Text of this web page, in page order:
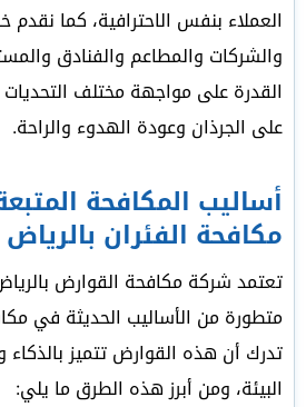
العملاء بنفس الاحترافية، كما نقدم
والشركات والمطاعم والفنادق
القدرة على مواجهة مختلف التحديات
على الجرذان وعودة الهدوء والراحة.
أساليب المكافحة
مكافحة الفئران بالرياض
تعتمد شركة مكافحة القوارض
متطورة من الأساليب الحديثة في
تدرك أن هذه القوارض تتميز
البيئة، ومن أبرز هذه الطرق ما يلي: